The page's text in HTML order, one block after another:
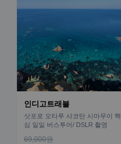
인디고트래블
삿포로 오타루 샤코탄 시마무이 핵
심 일일 버스투어/ DSLR 촬영
69,000원